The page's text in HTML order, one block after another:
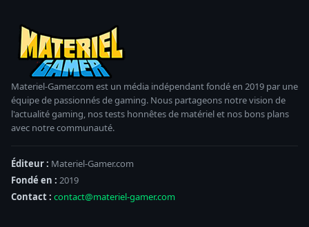
Materiel-Gamer.com est un média indépendant fondé en 2019 par une
équipe de passionnés de gaming. Nous partageons notre vision de
l'actualité gaming, nos tests honnêtes de matériel et nos bons plans
avec notre communauté.
Éditeur : Materiel-Gamer.com
Fondé en : 2019
Contact : contact@materiel-gamer.com